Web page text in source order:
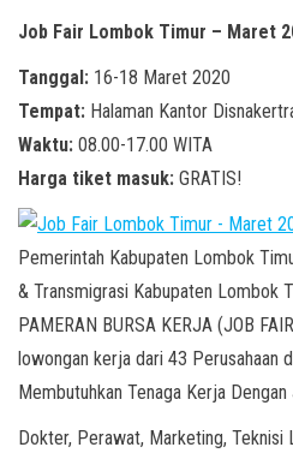
Job Fair Lombok Timur – Maret
Tanggal: 16-18 Maret 2020
Tempat: Halaman Kantor
Waktu: 08.00-17.00 WITA
Harga tiket masuk: GRATIS!
Pemerintah Kabupaten Lombok
& Transmigrasi Kabupaten Lombok
PAMERAN BURSA KERJA (JOB
lowongan kerja dari 43 Perusahaan
Membutuhkan Tenaga Kerja
Dokter, Perawat, Marketing, Teknisi